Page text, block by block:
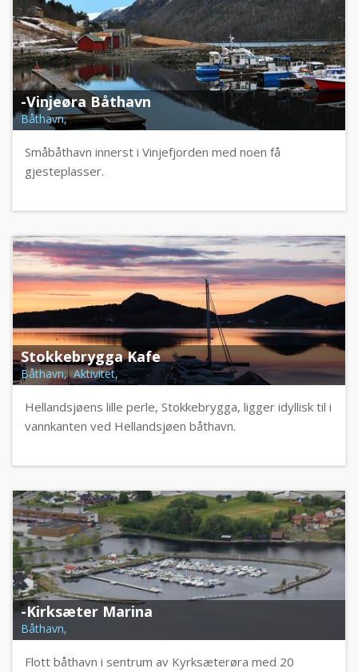
-Vinjeøra Båthavn
Båthavn,
Småbåthavn innerst i Vinjefjorden med noen få
gjesteplasser.
Stokkebrygga Kafe
Båthavn, Aktivitet,
Hellandsjøens lille perle, Stokkebrygga, ligger idyllisk til i
vannkanten ved Hellandsjøen båthavn.
-Kirksæter Marina
Båthavn,
Flott båthavn i sentrum av Kyrksæterøra med 20